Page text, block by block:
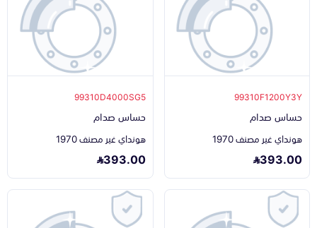
99310F1200Y3Y
حساس صدام
هونداي غير مصنف 1970
393.00
99310D4000SG5
حساس صدام
هونداي غير مصنف 1970
393.00